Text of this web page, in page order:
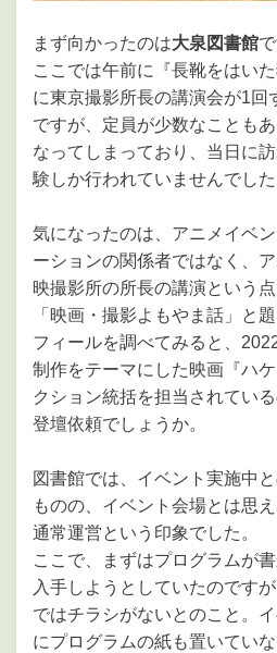
まず向かったのは大泉図書館で
ここでは午前に『長靴をはい
に東京撮影所長の講演会が1回
ですが、定員が少数なことも
なってしまっており、当日に
験しか行われていませんでした
気になったのは、アニメイベ
ーションの関係者ではなく、
映撮影所の所長の講演という点
「映画・撮影よもやま話」と
フィールを調べてみると、
制作をテーマにした映画『ハ
クション統括を担当されてい
登壇依頼でしょうか。
図書館では、イベント実施中
ものの、イベント会場とは思
通常運営という印象でした。
ここで、まずはプログラムが
入手しようとしていたのです
ではチラシがないとのこと。
にプログラムの紙も置いてい